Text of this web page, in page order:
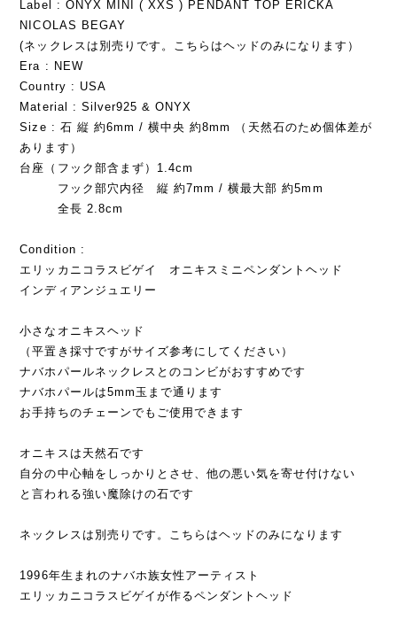
Label : ONYX MINI ( XXS ) PENDANT TOP ERICKA
NICOLAS BEGAY
(ネックレスは別売りです。こちらはヘッドのみになります）
Era : NEW
Country : USA
Material : Silver925 & ONYX
Size : 石 縦 約6mm / 横中央 約8mm （天然石のため個体差が
あります）
台座（フック部含まず）1.4cm
フック部穴内径 縦 約7mm / 横最大部 約5mm
全長 2.8cm
Condition :
エリッカニコラスビゲイ オニキスミニペンダントヘッド
インディアンジュエリー
小さなオニキスヘッド
（平置き採寸ですがサイズ参考にしてください）
ナバホパールネックレスとのコンビがおすすめです
ナバホパールは5mm玉まで通ります
お手持ちのチェーンでもご使用できます
オニキスは天然石です
自分の中心軸をしっかりとさせ、他の悪い気を寄せ付けない
と言われる強い魔除けの石です
ネックレスは別売りです。こちらはヘッドのみになります
1996年生まれのナバホ族女性アーティスト
エリッカニコラスビゲイが作るペンダントヘッド